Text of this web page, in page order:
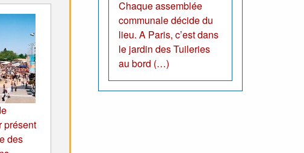
présent
des
Chaque assemblée
communale décide du
lieu. A Paris, c’est dans
le jardin des Tuileries
au bord (…)